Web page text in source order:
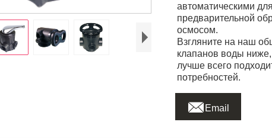
автоматическими
предварительной
осмосом.
Взгляните на наш
клапанов воды
лучше всего
потребностей.
 Email